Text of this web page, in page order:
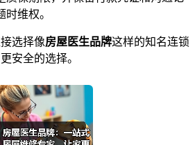
维权。
选择像房屋医生品牌这样的知名连锁
安全的选择。